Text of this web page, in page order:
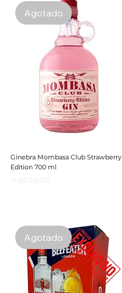
Agotado
Ginebra Mombasa Club Strawberry
Edition 700 ml
Agotado